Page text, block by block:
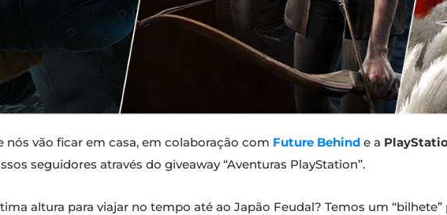
nós vão ficar em casa, em colaboração com Future Behind e a
seguidores através do giveaway “Aventuras PlayStation”.
altura para viajar no tempo até ao Japão Feudal? Temos um “bilhete”